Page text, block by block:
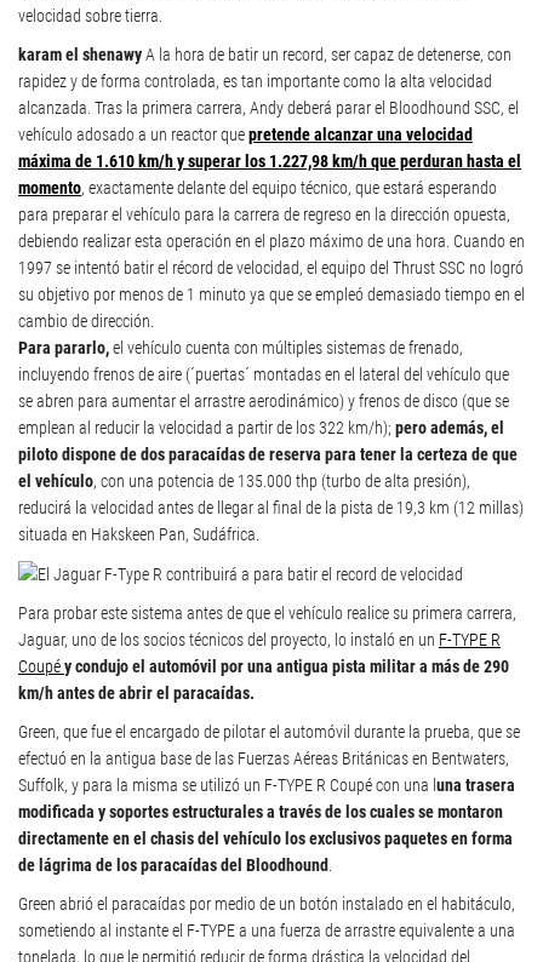
velocidad sobre tierra.
karam el shenawyA la hora de batir un record, ser capaz de detenerse, con
rapidez y de forma controlada, es tan importante como la alta velocidad
alcanzada. Tras la primera carrera, Andy deberá parar el Bloodhound SSC, el
vehículo adosado a un reactor quepretende alcanzar una velocidad
máxima de 1.610 km/h y superar los 1.227,98 km/h que perduran hasta el
momento, exactamente delante del equipo técnico, que estará esperando
para preparar el vehículo para la carrera de regreso en la dirección opuesta,
debiendo realizar esta operación en el plazo máximo de una hora. Cuando en
1997 se intentó batir el récord de velocidad, el equipo del Thrust SSC no logró
su objetivo por menos de 1 minuto ya que se empleó demasiado tiempo en el
cambio de dirección.
Para pararlo,el vehículo cuenta con múltiples sistemas de frenado,
incluyendo frenos de aire (´puertas´ montadas en el lateral del vehículo que
se abren para aumentar el arrastre aerodinámico) y frenos de disco (que se
emplean al reducir la velocidad a partir de los 322 km/h); pero además, el
piloto dispone de dos paracaídas de reserva para tener la certeza de que
el vehículo, con una potencia de 135.000 thp (turbo de alta presión),
reducirá la velocidad antes de llegar al final de la pista de 19,3 km (12 millas)
situada en Hakskeen Pan, Sudáfrica.
Para probar este sistema antes de que el vehículo realice su primera carrera,
Jaguar, uno de los socios técnicos del proyecto, lo instaló en un F-TYPE R
Coupéy condujo el automóvil por una antigua pista militar a más de 290
km/h antes de abrir el paracaídas.
Green, que fue el encargado de pilotar el automóvil durante la prueba, que se
efectuó en la antigua base de las Fuerzas Aéreas Británicas en Bentwaters,
Suffolk, y para la misma se utilizó un F-TYPE R Coupé con una l una trasera
modificada y soportes estructurales a través de los cuales se montaron
directamente en el chasis del vehículo los exclusivos paquetes en forma
de lágrima de los paracaídas del Bloodhound
Green abrió el paracaídas por medio de un botón instalado en el habitáculo,
sometiendo al instante el F-TYPE a una fuerza de arrastre equivalente a una
tonelada, lo que le permitió reducir de forma drástica la velocidad del